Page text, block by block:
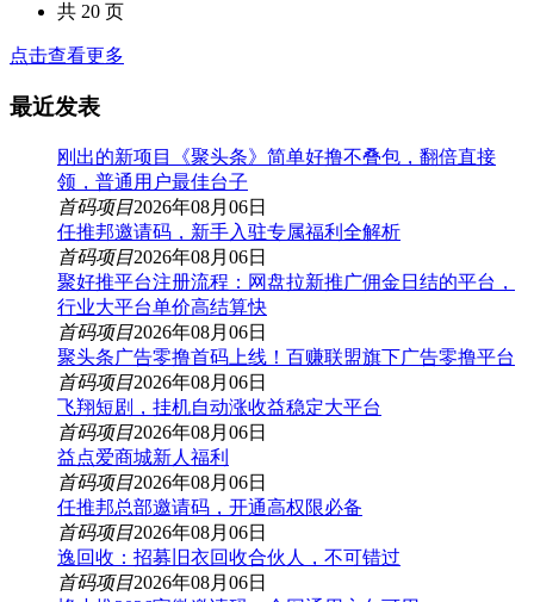
共 20 页
点击查看更多
最近发表
刚出的新项目《聚头条》简单好撸不叠包，翻倍直接
领，普通用户最佳台子
首码项目2026年08月06日
任推邦邀请码，新手入驻专属福利全解析
首码项目2026年08月06日
聚好推平台注册流程：网盘拉新推广佣金日结的平台，
行业大平台单价高结算快
首码项目2026年08月06日
聚头条广告零撸首码上线！百赚联盟旗下广告零撸平台
首码项目2026年08月06日
飞翔短剧，挂机自动涨收益稳定大平台
首码项目2026年08月06日
益点爱商城新人福利
首码项目2026年08月06日
任推邦总部邀请码，开通高权限必备
首码项目2026年08月06日
逸回收：招募旧衣回收合伙人，不可错过
首码项目2026年08月06日